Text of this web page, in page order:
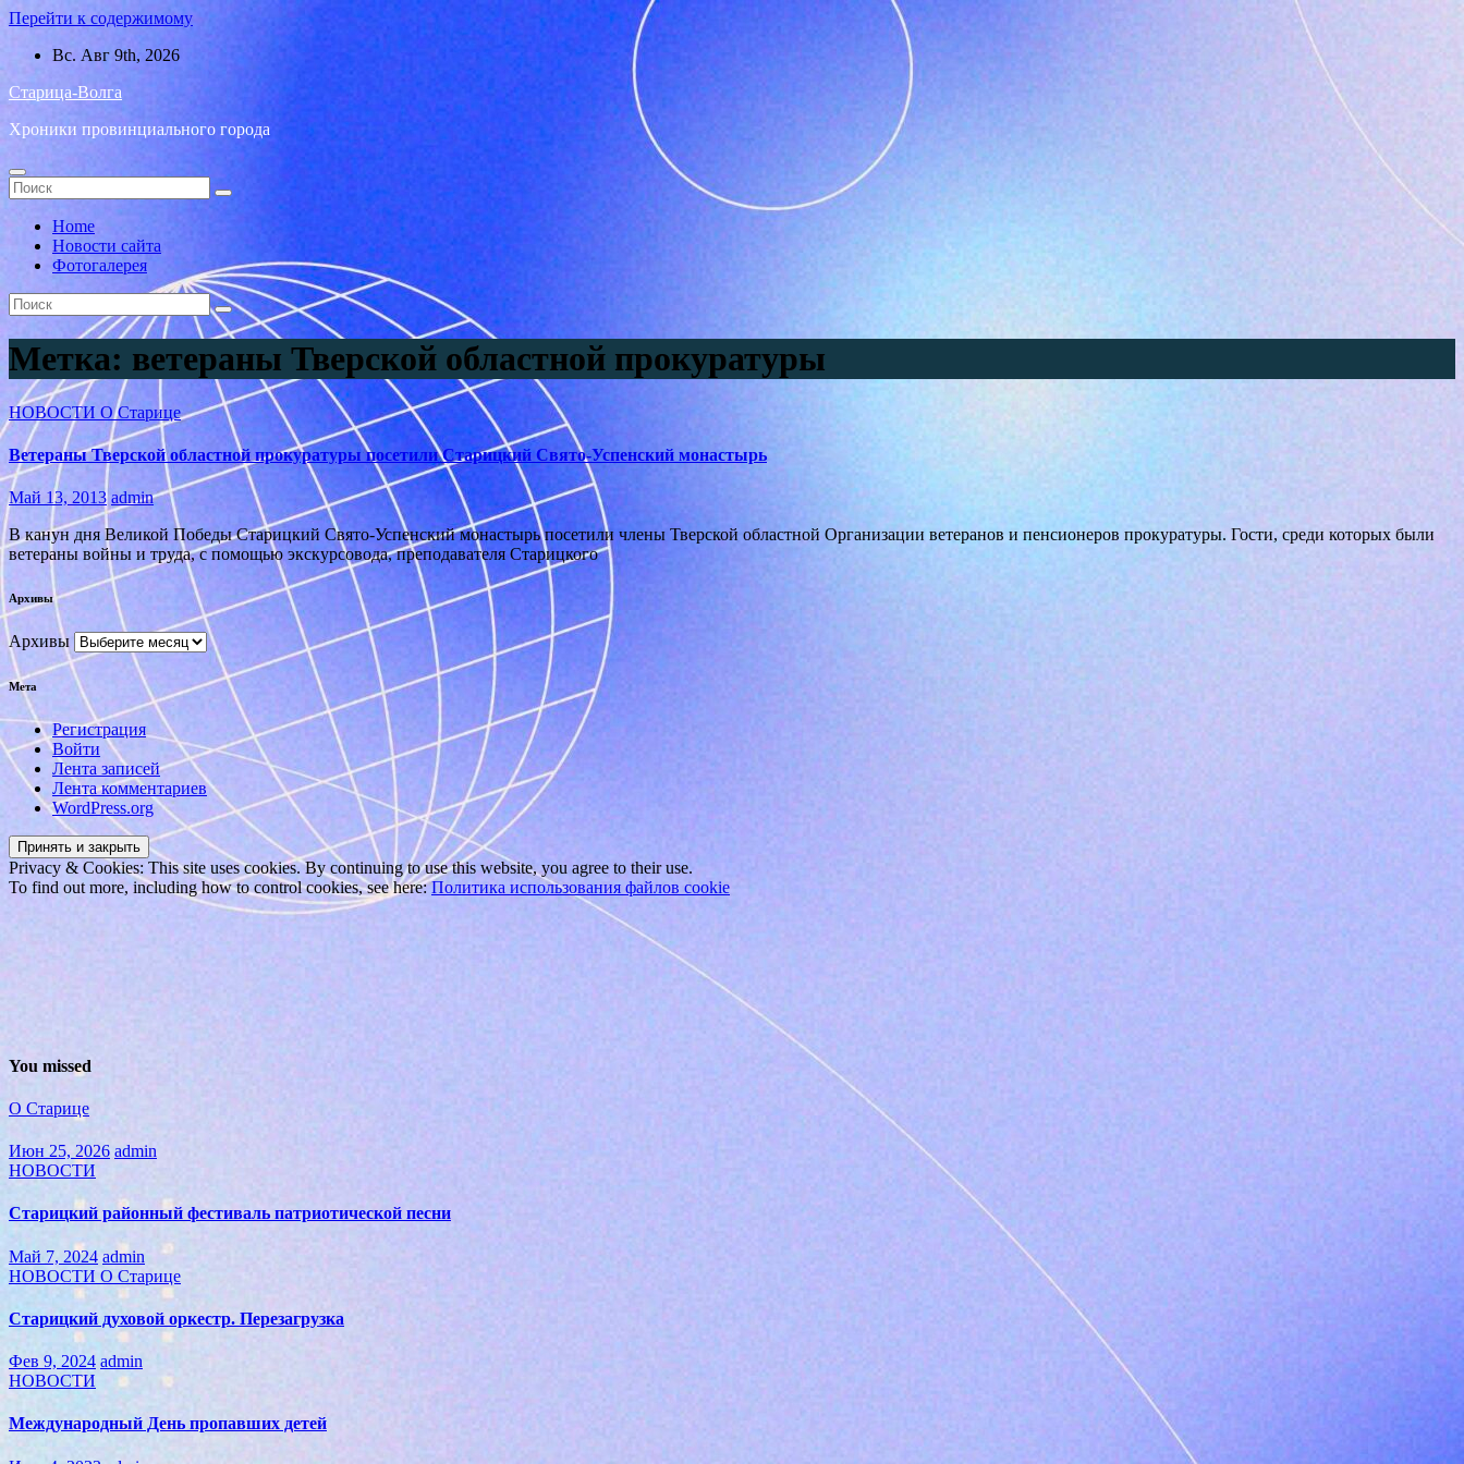
Перейти к содержимому
Вс. Авг 9th, 2026
Старица-Волга
Хроники провинциального города
Home
Новости сайта
Фотогалерея
Метка: ветераны Тверской областной прокуратуры
НОВОСТИ О Старице
Ветераны Тверской областной прокуратуры посетили Старицкий Свято-Успенский монастырь
Май 13, 2013 admin
В канун дня Великой Победы Старицкий Свято-Успенский монастырь посетили члены Тверской областной Организации ветеранов и пенсионеров прокуратуры. Гости, среди которых были
ветераны войны и труда, с помощью экскурсовода, преподавателя Старицкого
Архивы
Архивы
Мета
Регистрация
Войти
Лента записей
Лента комментариев
WordPress.org
Privacy & Cookies: This site uses cookies. By continuing to use this website, you agree to their use.
To find out more, including how to control cookies, see here:Политика использования файлов cookie
You missed
О Старице
Июн 25, 2026 admin
НОВОСТИ
Старицкий районный фестиваль патриотической песни
Май 7, 2024 admin
НОВОСТИ О Старице
Старицкий духовой оркестр. Перезагрузка
Фев 9, 2024 admin
НОВОСТИ
Международный День пропавших детей